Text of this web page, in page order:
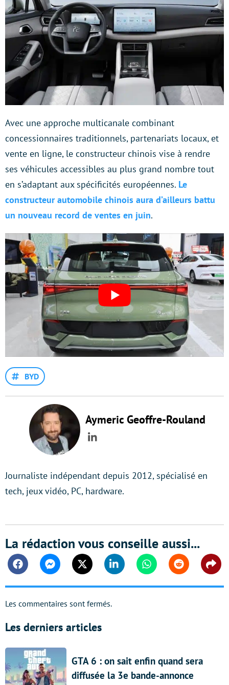
Avec une approche multicanale combinant
concessionnaires traditionnels, partenariats locaux, et
vente en ligne, le constructeur chinois vise à rendre
ses véhicules accessibles au plus grand nombre tout
en s’adaptant aux spécificités européennes. Le
constructeur automobile chinois aura d’ailleurs battu
un nouveau record de ventes en juin.
BYD
Aymeric Geoffre-Rouland
LinkedIn
Journaliste indépendant depuis 2012, spécialisé en
tech, jeux vidéo, PC, hardware.
La rédaction vous conseille aussi...
FacebookMessengerTwitter Linkedin WhatsappReddit
Les commentaires sont fermés.
Les derniers articles
GTA 6 : on sait enfin quand sera
diffusée la 3e bande-annonce